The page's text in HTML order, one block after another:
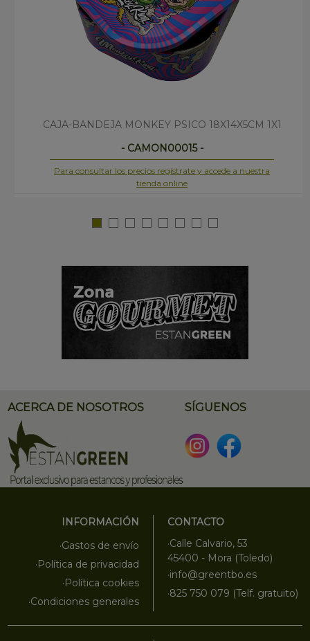
CAJA-BANDEJA MONKEY PSICO 18X14X5CM 1X1
- CAMON00015 -
Para consultar los precios regístrate y accede a nuestra
tienda online
ACERCA DE NOSOTROS SÍGUENOS
INFORMACIÓN
·Gastos de envío
·Política de privacidad
·Política cookies
·Condiciones generales
CONTACTO
·Calle Calvario, 53
45400 - Mora (Toledo)
·info@greentbo.es
·825 750 079 (Telf. gratuito)